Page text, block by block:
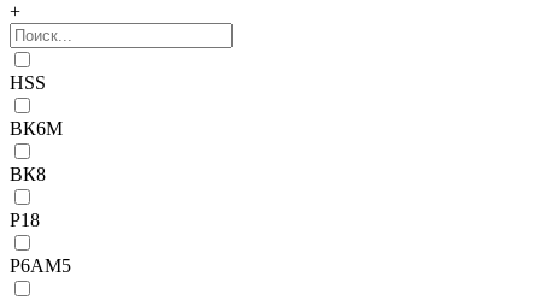
+
HSS
ВК6М
ВК8
Р18
Р6АМ5